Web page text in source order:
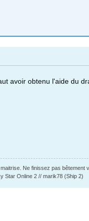
avoir obtenu l'aide du
Ne finissez pas bêtement
Star Online 2 // marik78 (Ship 2)